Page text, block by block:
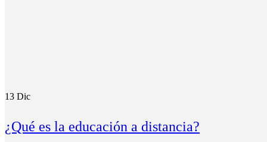
13 Dic
¿Qué es la educación a distancia?